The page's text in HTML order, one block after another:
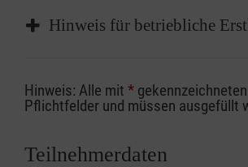
Hinweis für betriebliche
Sofern Sie ein
Ihrer Berufsgenossenschaft /
Abrechnungsunterlagen
Hinweis: Alle mit *
Pflichtfelder und müssen ausgefüllt
Teilnehmerdaten